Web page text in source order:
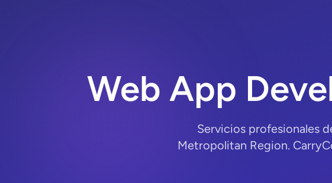
Web App
Servicios profesionales
Metropolitan Region.